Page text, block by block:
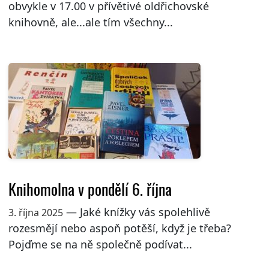
obvykle v 17.00 v přívětivé oldřichovské
knihovně, ale...ale tím všechny...
Knihomolna v pondělí 6. října
3. října 2025— Jaké knížky vás spolehlivě
rozesmějí nebo aspoň potěší, když je třeba?
Pojďme se na ně společně podívat...